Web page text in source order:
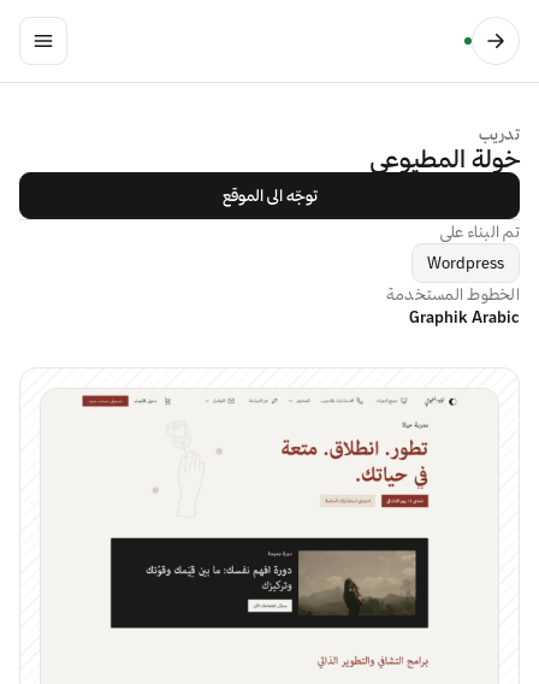
تدريب
خولة المطيوعي
توجّه الى الموقع
تم البناء على
Wordpress
الخطوط المستخدمة
Graphik Arabic